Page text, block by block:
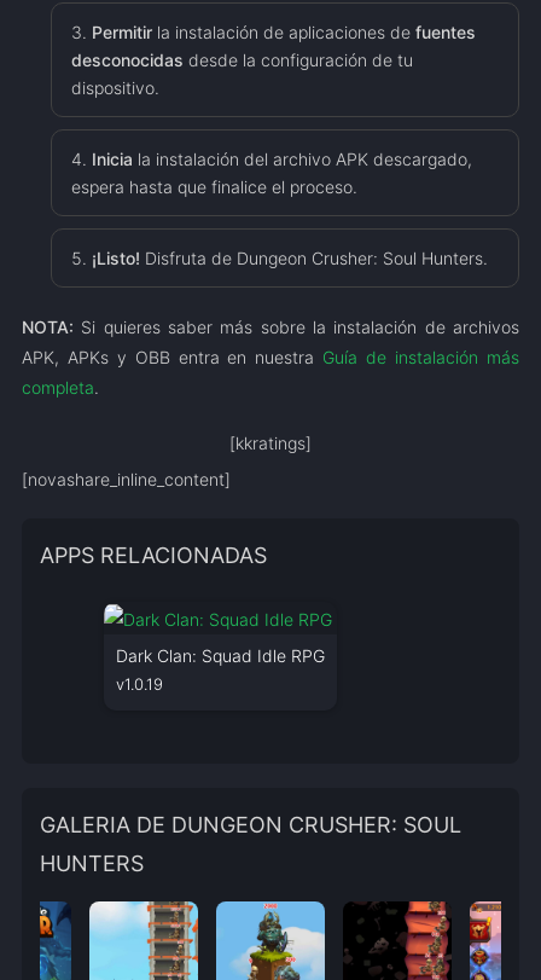
Permitirla instalación de aplicaciones de fuentes
desconocidas desde la configuración de tu
dispositivo.
Inicia la instalación del archivo APK descargado,
espera hasta que finalice el proceso.
¡Listo! Disfruta de Dungeon Crusher: Soul Hunters.
NOTA: Si quieres saber más sobre la instalación de archivos
APK, APKs y OBB entra en nuestra Guía de instalación más
completa.
[kkratings]
[novashare_inline_content]
APPS RELACIONADAS
Dark Clan: Squad Idle RPG
v1.0.19
GALERIA DE DUNGEON CRUSHER: SOUL
HUNTERS